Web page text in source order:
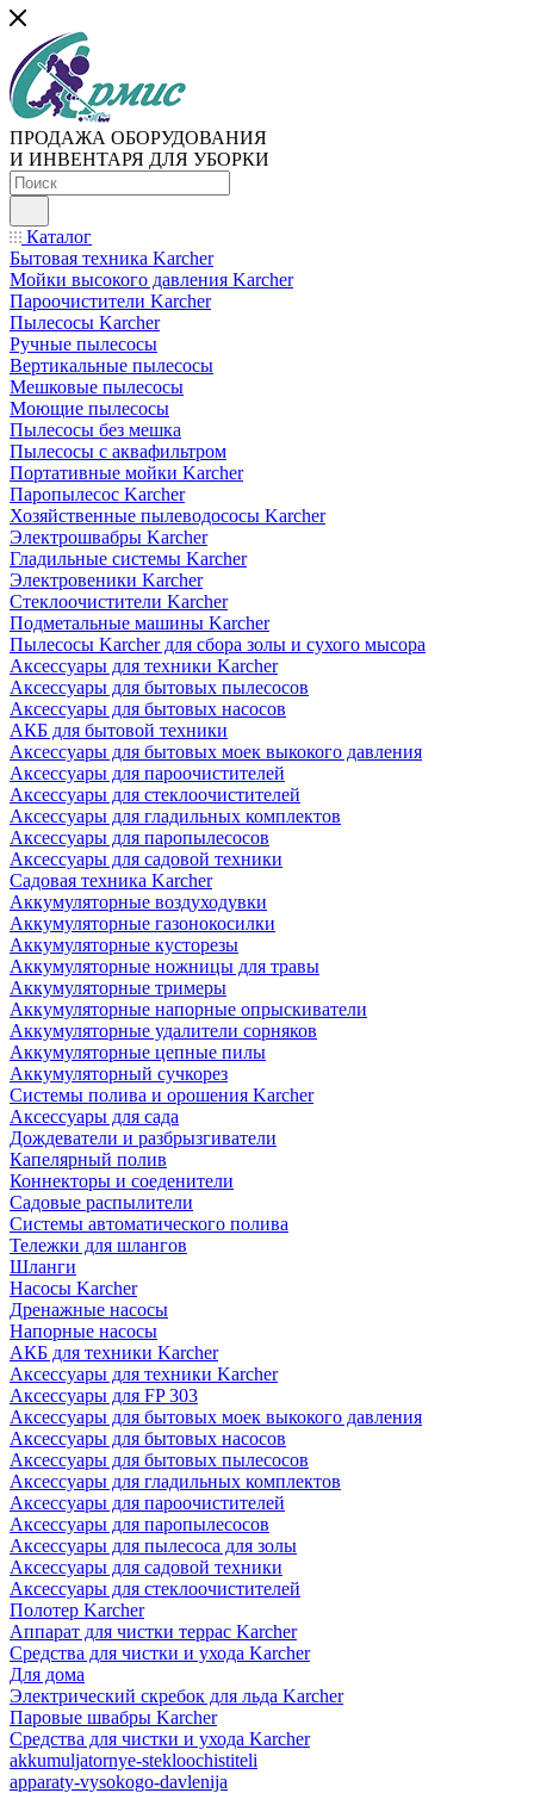
ПРОДАЖА ОБОРУДОВАНИЯ
И ИНВЕНТАРЯ ДЛЯ УБОРКИ
Каталог
Бытовая техника Karcher
Мойки высокого давления Karcher
Пароочистители Karcher
Пылесосы Karcher
Ручные пылесосы
Вертикальные пылесосы
Мешковые пылесосы
Моющие пылесосы
Пылесосы без мешка
Пылесосы с аквафильтром
Портативные мойки Karcher
Паропылесос Karcher
Хозяйственные пылеводососы Karcher
Электрошвабры Karcher
Гладильные системы Karcher
Электровеники Karcher
Стеклоочистители Karcher
Подметальные машины Karcher
Пылесосы Karcher для сбора золы и сухого мысора
Аксессуары для техники Karcher
Аксессуары для бытовых пылесосов
Аксессуары для бытовых насосов
АКБ для бытовой техники
Аксессуары для бытовых моек выкокого давления
Аксессуары для пароочистителей
Аксессуары для стеклоочистителей
Аксессуары для гладильных комплектов
Аксессуары для паропылесосов
Аксессуары для садовой техники
Садовая техника Karcher
Аккумуляторные воздуходувки
Аккумуляторные газонокосилки
Аккумуляторные кусторезы
Аккумуляторные ножницы для травы
Аккумуляторные тримеры
Аккумуляторные напорные опрыскиватели
Аккумуляторные удалители сорняков
Аккумуляторные цепные пилы
Аккумуляторный сучкорез
Системы полива и орошения Karcher
Аксессуары для сада
Дождеватели и разбрызгиватели
Капелярный полив
Коннекторы и соеденители
Садовые распылители
Системы автоматического полива
Тележки для шлангов
Шланги
Насосы Karcher
Дренажные насосы
Напорные насосы
АКБ для техники Karcher
Аксессуары для техники Karcher
Аксессуары для FP 303
Аксессуары для бытовых моек выкокого давления
Аксессуары для бытовых насосов
Аксессуары для бытовых пылесосов
Аксессуары для гладильных комплектов
Аксессуары для пароочистителей
Аксессуары для паропылесосов
Аксессуары для пылесоса для золы
Аксессуары для садовой техники
Аксессуары для стеклоочистителей
Полотер Karcher
Аппарат для чистки террас Karcher
Средства для чистки и ухода Karcher
Для дома
Электрический скребок для льда Karcher
Паровые швабры Karcher
Средства для чистки и ухода Karcher
akkumuljatornye-stekloochistiteli
apparaty-vysokogo-davlenija